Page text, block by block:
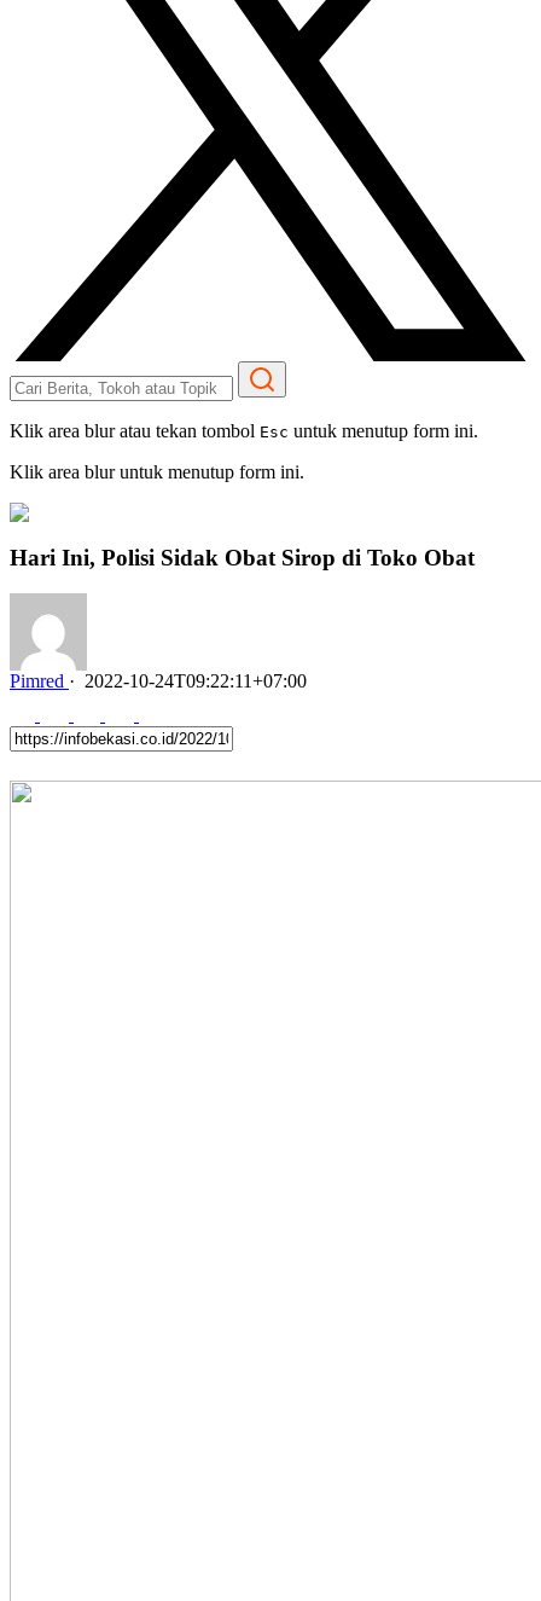
Klik area blur atau tekan tombol Esc untuk menutup form ini.
Klik area blur untuk menutup form ini.
Hari Ini, Polisi Sidak Obat Sirop di Toko Obat
Pimred · 2022-10-24T09:22:11+07:00